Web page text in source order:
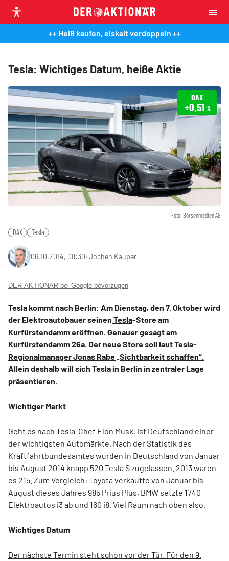
++ Heiß kaufen, eiskalt verdoppeln ++
Tesla: Wichtiges Datum, heiße Aktie
Foto: Börsenmedien AG
DAX
+0,51%
DAX Tesla
06.10.2014, 08:30‧ Jochen Kauper
DER AKTIONÄR bei Google bevorzugen
Tesla kommt nach Berlin: Am Dienstag, den 7. Oktober wird
der Elektroautobauer seinen Tesla-Store am
Kurfürstendamm eröffnen. Genauer gesagt am
Kurfürstendamm 26a. Der neue Store soll laut Tesla-
Regionalmanager Jonas Rabe „Sichtbarkeit schaffen“.
Allein deshalb will sich Tesla in Berlin in zentraler Lage
präsentieren.
Wichtiger Markt
Geht es nach Tesla-Chef Elon Musk, ist Deutschland einer
der wichtigsten Automärkte. Nach der Statistik des
Kraftfahrtbundesamtes wurden in Deutschland von Januar
bis August 2014 knapp 520 Tesla S zugelassen. 2013 waren
es 215. Zum Vergleich: Toyota verkaufte von Januar bis
August dieses Jahres 985 Prius Plus, BMW setzte 1740
Elektroautos i3 ab und 160 i8. Viel Raum nach oben also.
Wichtiges Datum
Der nächste Termin steht schon vor der Tür. Für den 9.